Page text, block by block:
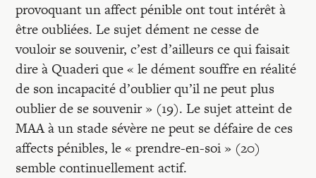
provoquant un affect pénible ont tout intérêt à
être oubliées. Le sujet dément ne cesse de
vouloir se souvenir, c’est d’ailleurs ce qui faisait
dire à Quaderi que « le dément souffre en réalité
de son incapacité d’oublier qu’il ne peut plus
oublier de se souvenir » (19). Le sujet atteint de
MAA à un stade sévère ne peut se défaire de ces
affects pénibles, le « prendre-en-soi » (20)
semble continuellement actif.